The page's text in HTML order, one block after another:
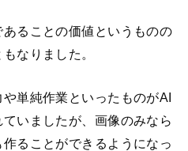
ることの価値というものの
なりました。
単純作業といったものがAI
いましたが、画像のみなら
ることができるようになっ